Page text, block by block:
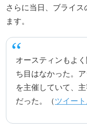
さらに当日、ブライ
ます。
オースティンもよ
ち目はなかった。
を主催していて、
だった。（ツイー